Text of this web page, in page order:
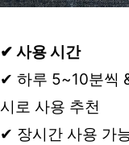
✔ 사용 시간
✔ 하루 5~10분씩
시로 사용 추천
✔ 장시간 사용 가